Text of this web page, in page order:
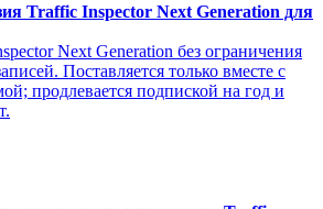
Traffic Inspector Next Generation для
Next Generation без ограничения
Поставляется только вместе с
продлевается подпиской на год и